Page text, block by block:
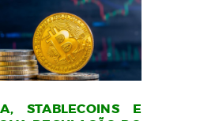
STABLECOINS E